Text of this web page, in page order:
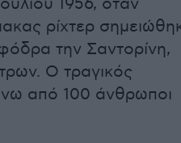
1956, όταν
ρίχτερ
την Σαντορίνη,
Ο τραγικός
από 100 άνθρωποι